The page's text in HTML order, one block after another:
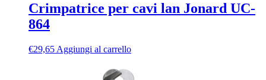
Crimpatrice per cavi lan Jonard UC-
864
€29,65 Aggiungi al carrello